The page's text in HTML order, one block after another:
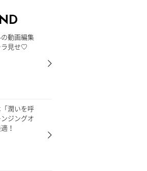
動画編集
ラ見せ♡
潤いを呼
ジングオ
！